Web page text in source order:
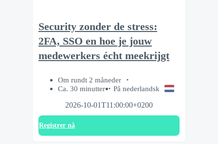
Security zonder de stress:
2FA, SSO en hoe je jouw
medewerkers écht meekrijgt
Om rundt 2 måneder
Ca. 30 minutter
På nederlandsk
2026-10-01T11:00:00+0200
Registrer nå